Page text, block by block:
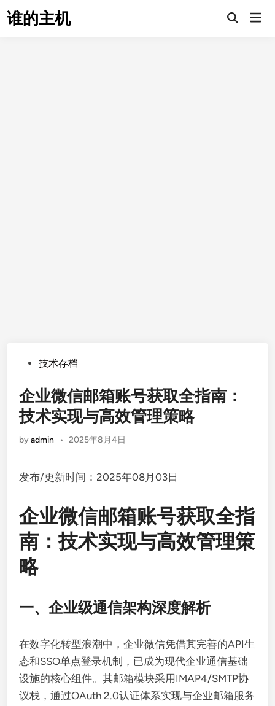
to谁的主机
Open
Posted技术存档
企业微信邮箱账号获取全指南：
技术实现与高效管理策略
byadmin • 2025年8月4日
发布/更新时间：2025年08月03日
企业微信邮箱账号获取全指
南：技术实现与高效管理策
略
一、企业级通信架构深度解析
在数字化转型浪潮中，企业微信凭借其完善的API生
态和SSO单点登录机制，已成为现代企业通信基础
设施的核心组件。其邮箱模块采用IMAP4/SMTP协
议栈，通过OAuth 2.0认证体系实现与企业邮箱服务